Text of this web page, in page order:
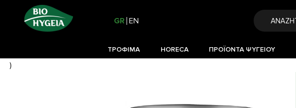
GR EN
ΤΡΟΦΙΜΑ HORECA ΠΡΟΪΟΝΤΑ ΨΥΓΕΙΟΥ
)